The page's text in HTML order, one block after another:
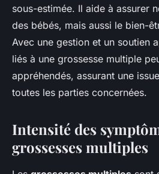
sous-estimée. Il aide à assurer
des bébés, mais aussi le bien-
Avec une gestion et un soutien
liés à une grossesse multiple
appréhendés, assurant une
toutes les parties concernées.
Intensité des
grossesses multiples